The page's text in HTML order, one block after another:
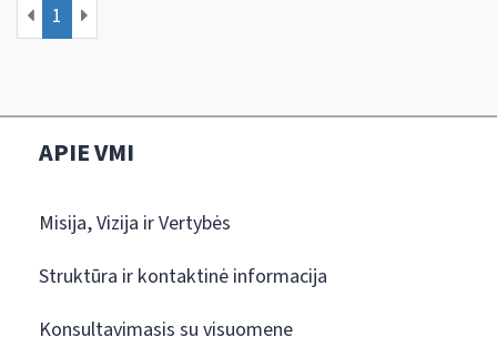
1
APIE VMI
Misija, Vizija ir Vertybės
Struktūra ir kontaktinė informacija
Konsultavimasis su visuomene